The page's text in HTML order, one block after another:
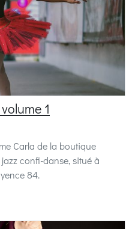
1
Carla de la boutique
confi-danse, situé à
84.